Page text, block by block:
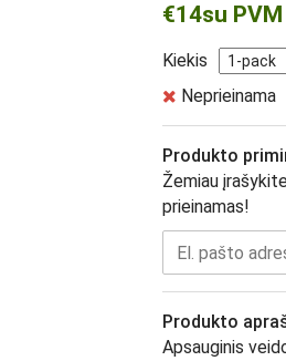
€14su PVM
Kiekis
Neprieinama
Produkto
Žemiau
prieinamas!
Produkto
Apsauginis